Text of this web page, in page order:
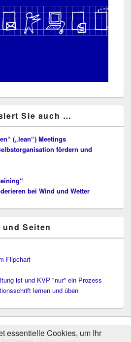
Sie auch …
(„lean“) Meetings
fördern und
bei Wind und Wetter
Seiten
Flipchart
ist und KVP "nur" ein Prozess
lernen und üben
essentielle Cookies, um Ihr